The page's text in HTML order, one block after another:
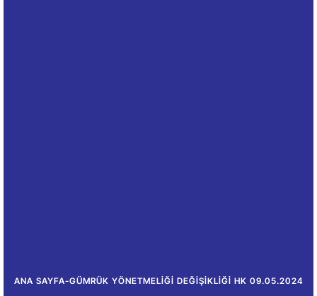
ANA SAYFA-GÜMRÜK YÖNETMELIĞI DEĞIŞIKLIĞI HK 09.05.2024